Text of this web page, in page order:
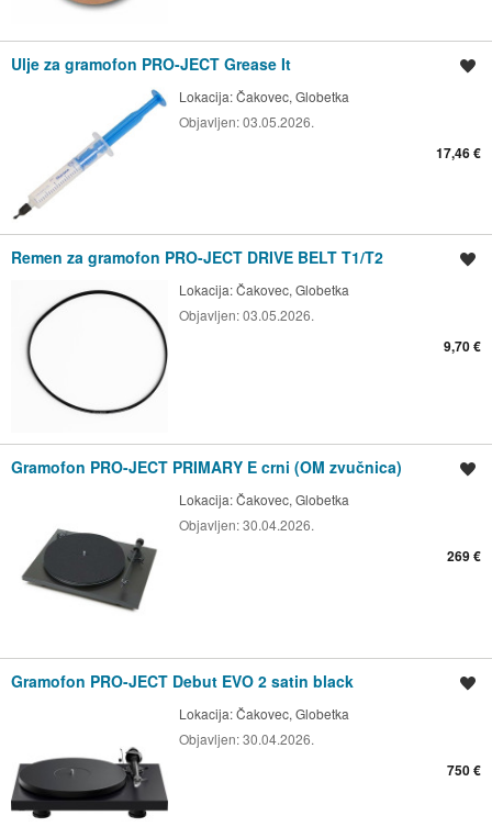
Ulje za gramofon PRO-JECT Grease It
Lokacija:Čakovec, Globetka
Objavljen:03.05.2026.
17,46 €
Remen za gramofon PRO-JECT DRIVE BELT T1/T2
Lokacija:Čakovec, Globetka
Objavljen:03.05.2026.
9,70 €
Gramofon PRO-JECT PRIMARY E crni (OM zvučnica)
Lokacija:Čakovec, Globetka
Objavljen:30.04.2026.
269 €
Gramofon PRO-JECT Debut EVO 2 satin black
Lokacija:Čakovec, Globetka
Objavljen:30.04.2026.
750 €